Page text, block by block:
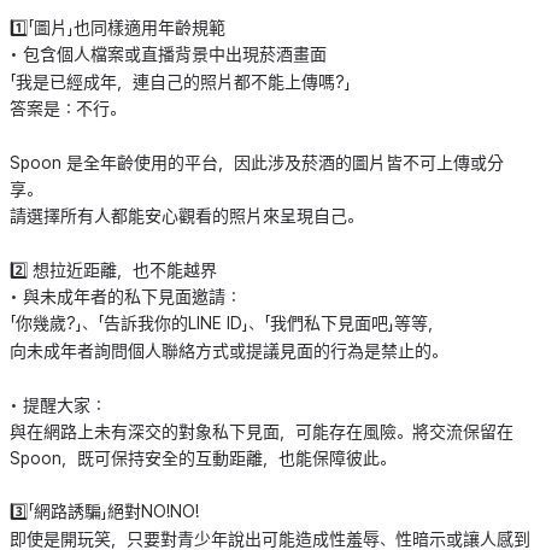
1️⃣「圖片」也同樣適用年齡規範
• 包含個人檔案或直播背景中出現菸酒畫面
「我是已經成年，連自己的照片都不能上傳嗎?」
答案是：不行。
Spoon 是全年齡使用的平台，因此涉及菸酒的圖片皆不可上傳或分
享。
請選擇所有人都能安心觀看的照片來呈現自己。
2️⃣ 想拉近距離，也不能越界
• 與未成年者的私下見面邀請：
「你幾歲?」、「告訴我你的LINE ID」、「我們私下見面吧」等等，
向未成年者詢問個人聯絡方式或提議見面的行為是禁止的。
• 提醒大家：
與在網路上未有深交的對象私下見面，可能存在風險。將交流保留在
Spoon，既可保持安全的互動距離，也能保障彼此。
3️⃣「網路誘騙」絕對NO!NO!
即使是開玩笑，只要對青少年說出可能造成性羞辱、性暗示或讓人感到